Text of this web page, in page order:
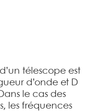
d’un télescope est
d’onde et D
le cas des
les fréquences